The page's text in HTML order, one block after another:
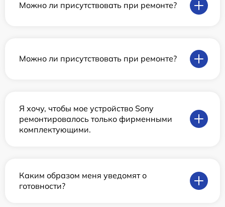
Можно ли присутствовать при ремонте?
Можно ли присутствовать при ремонте?
Я хочу, чтобы мое устройство Sony
ремонтировалось только фирменными
комплектующими.
Каким образом меня уведомят о
готовности?